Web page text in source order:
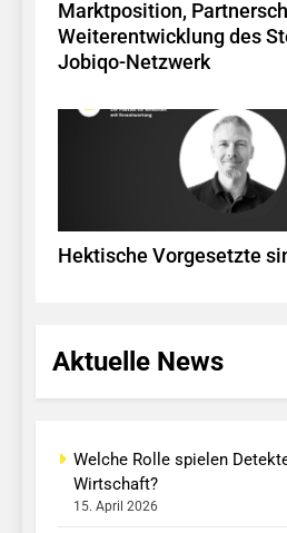
Marktposition,
Weiterentwicklung des
Jobiqo-Netzwerk
Hektische Vorgesetzte
Aktuelle News
Welche Rolle spielen
Wirtschaft?
15. April 2026